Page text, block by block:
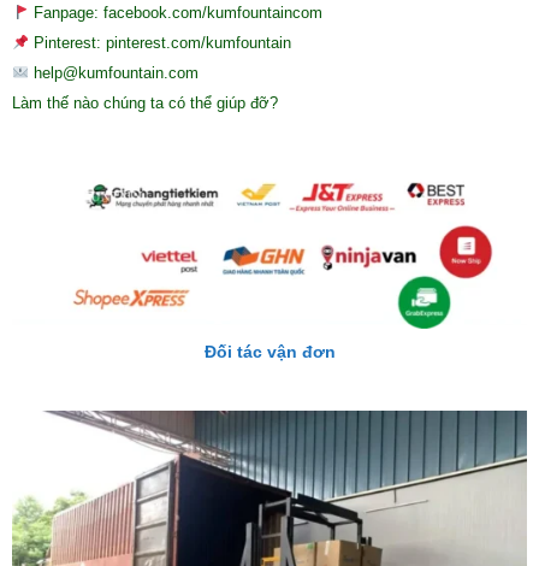
Fanpage: facebook.com/kumfountaincom
Pinterest: pinterest.com/kumfountain
help@kumfountain.com
Làm thế nào chúng ta có thể giúp đỡ?
Đối tác vận đơn